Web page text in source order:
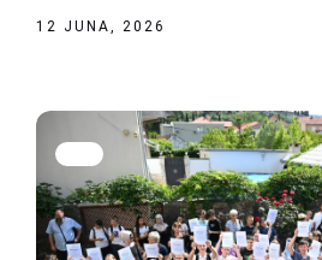
12 JUNA, 2026